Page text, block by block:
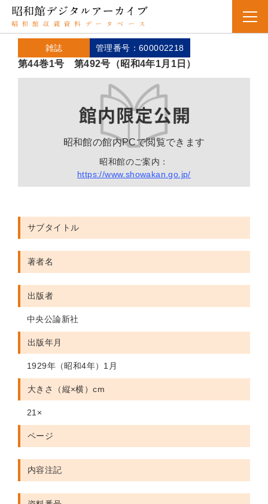
雑誌 管理番号：600002218
第44巻1号 第492号（昭和4年1月1日）
昭和館の館内PCで閲覧できます
昭和館のご案内：
https://www.showakan.go.jp/
サブタイトル
著者名
出版者
中央公論新社
出版年月
1929年（昭和4年）1月
大きさ（縦×横）cm
21×
ページ
内容注記